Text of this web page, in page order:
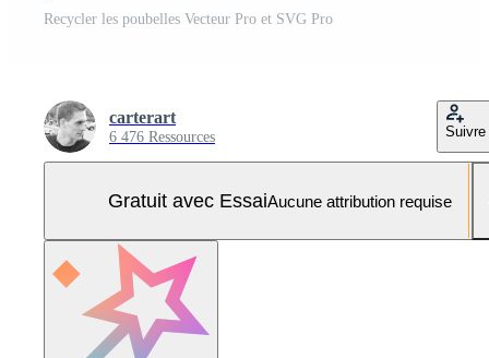
Recycler les poubelles Vecteur Pro et SVG Pro
carterart
6 476 Ressources Suivre
Gratuit avec EssaiAucune attribution requise